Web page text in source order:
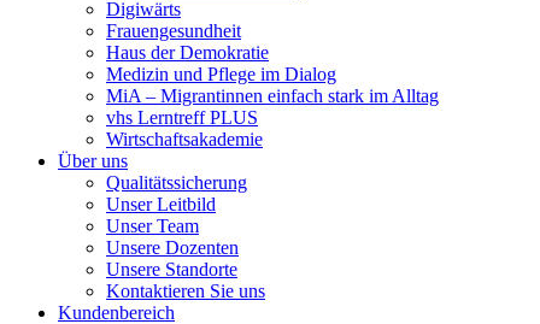
Digiwärts
Frauengesundheit
Haus der Demokratie
Medizin und Pflege im Dialog
MiA – Migrantinnen einfach stark im Alltag
vhs Lerntreff PLUS
Wirtschaftsakademie
Über uns
Qualitätssicherung
Unser Leitbild
Unser Team
Unsere Dozenten
Unsere Standorte
Kontaktieren Sie uns
Kundenbereich